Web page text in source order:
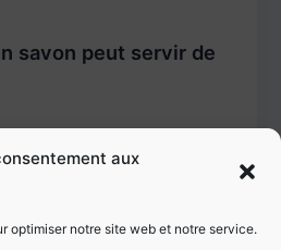
aux
optimiser notre site web et notre service.
savon peut servir de
la Legography.. La
simplement de la Toy